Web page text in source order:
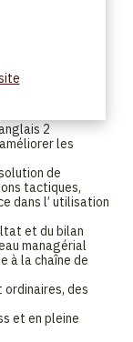
fournisseurs, la
2
les
de
tactiques,
dans l’ utilisation
et du bilan
managérial
à la chaîne de
ordinaires, des
et en pleine